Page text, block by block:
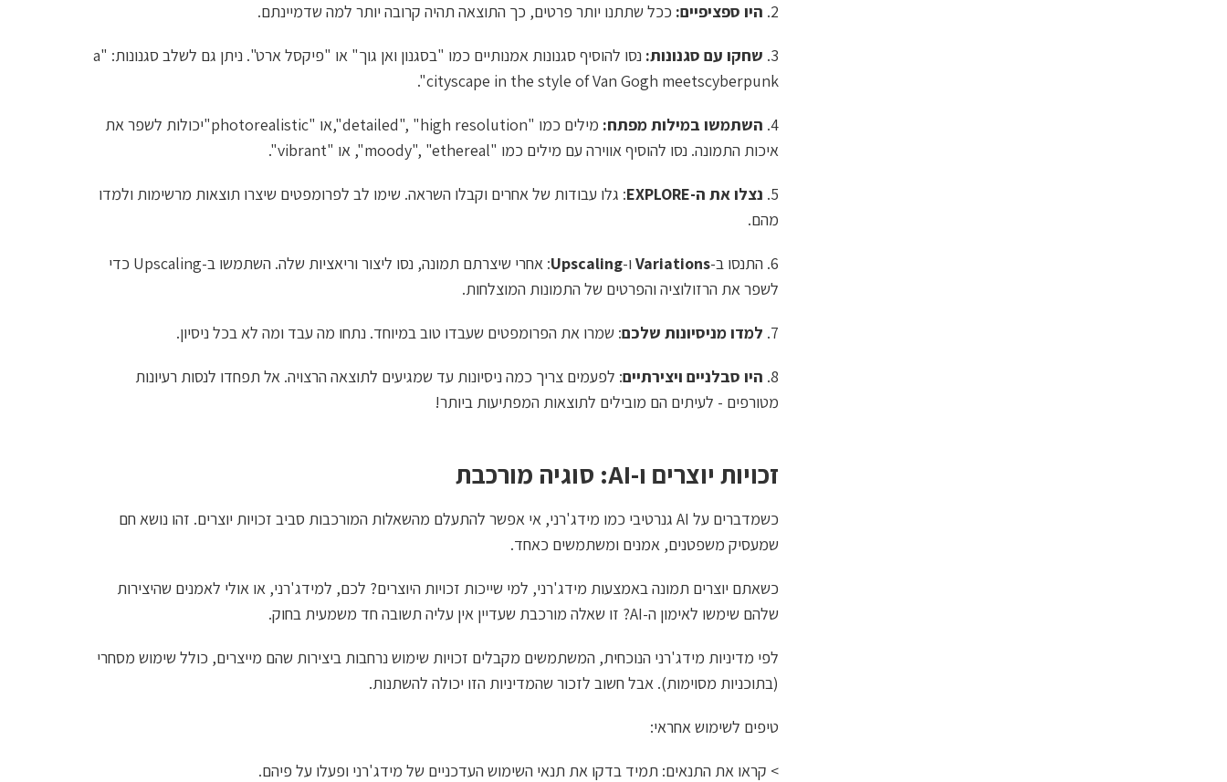
2. היו ספציפיים: ככל שתתנו יותר פרטים, כך התוצאה תהיה קרובה יותר למה שדמיינתם.
3. שחקו עם סגנונות:
נסו להוסיף סגנונות אמנותיים כמו "בסגנון ואן גוך" או "פיקסל ארט". ניתן גם לשלב סגנונות: "a
cityscape in the style of Van Gogh meetscyberpunk".
4. השתמשו במילות מפתח:
מילים כמו "detailed", "high resolution",או "photorealistic"יכולות לשפר את
איכות התמונה. נסו להוסיף אווירה עם מילים כמו "moody", "ethereal", או "vibrant".
5. נצלו את ה-EXPLORE
: גלו עבודות של אחרים וקבלו השראה. שימו לב לפרומפטים שיצרו תוצאות מרשימות ולמדו
מהם.
6. התנסו ב- Variations ו-Upscaling
: אחרי שיצרתם תמונה, נסו ליצור וריאציות שלה. השתמשו ב-Upscaling כדי
לשפר את הרזולוציה והפרטים של התמונות המוצלחות.
7. למדו מניסיונות שלכם: שמרו את הפרומפטים שעבדו טוב במיוחד. נתחו מה עבד ומה לא בכל ניסיון.
8. היו סבלניים ויצירתיים: לפעמים צריך כמה ניסיונות עד שמגיעים לתוצאה הרצויה. אל תפחדו לנסות רעיונות
מטורפים - לעיתים הם מובילים לתוצאות המפתיעות ביותר!
זכויות יוצרים ו-AI: סוגיה מורכבת
כשמדברים על AI גנרטיבי כמו מידג'רני, אי אפשר להתעלם מהשאלות המורכבות סביב זכויות יוצרים. זהו נושא חם
שמעסיק משפטנים, אמנים ומשתמשים כאחד.
כשאתם יוצרים תמונה באמצעות מידג'רני, למי שייכות זכויות היוצרים? לכם, למידג'רני, או אולי לאמנים שהיצירות
שלהם שימשו לאימון ה-AI? זו שאלה מורכבת שעדיין אין עליה תשובה חד משמעית בחוק.
לפי מדיניות מידג'רני הנוכחית, המשתמשים מקבלים זכויות שימוש נרחבות ביצירות שהם מייצרים, כולל שימוש מסחרי
(בתוכניות מסוימות). אבל חשוב לזכור שהמדיניות הזו יכולה להשתנות.
טיפים לשימוש אחראי:
> קראו את התנאים: תמיד בדקו את תנאי השימוש העדכניים של מידג'רני ופעלו על פיהם.